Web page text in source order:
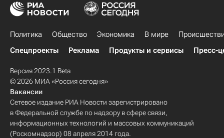
Политика Общество Экономика В мире
Спецпроекты
Реклама Продукты и сервисы Пресс-
Версия 2023.1 Beta
© 2026 МИА «Россия сегодня»
Вакансии
Сетевое издание РИА Новости зарегистрировано
в Федеральной службе по надзору в сфере связи,
информационных технологий и массовых коммуникаций
(Роскомнадзор) 08 апреля 2014 года.